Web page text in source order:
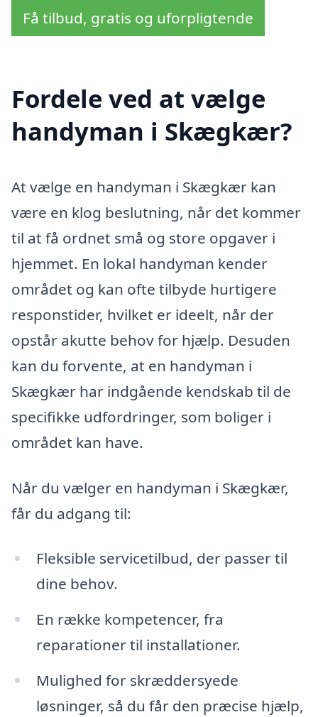
Få tilbud, gratis og uforpligtende
Fordele ved at vælge
handyman i Skægkær?
At vælge en handyman i Skægkær kan
være en klog beslutning, når det kommer
til at få ordnet små og store opgaver i
hjemmet. En lokal handyman kender
området og kan ofte tilbyde hurtigere
responstider, hvilket er ideelt, når der
opstår akutte behov for hjælp. Desuden
kan du forvente, at en handyman i
Skægkær har indgående kendskab til de
specifikke udfordringer, som boliger i
området kan have.
Når du vælger en handyman i Skægkær,
får du adgang til:
Fleksible servicetilbud, der passer til
dine behov.
En række kompetencer, fra
reparationer til installationer.
Mulighed for skræddersyede
løsninger, så du får den præcise hjælp,